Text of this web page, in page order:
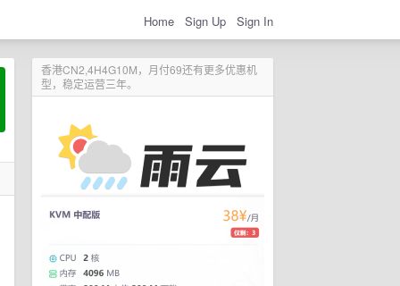
Home Sign Up Sign In
香港CN2,4H4G10M，月付69还有更多优惠机
型，稳定运营三年。